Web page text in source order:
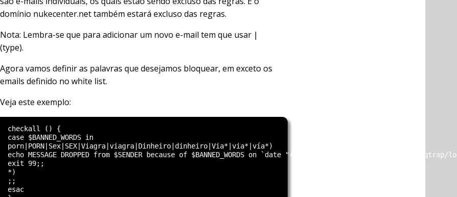
domínio nukecenter.net também estará excluso das regras.
Nota: Lembra-se que para adicionar um novo e-mail tem que usar |
(type).
Agora vamos definir as palavras que desejamos bloquear, em exceto os
emails definido no white list.
Veja este exemplo:
  checkall () {
  case $BANNED_WORDS in
  porn|PORN|Sex|SEX|Viagra|viagra|Dinheiro|dinheiro|Via*|via*|vía*)
echo MESSAGE DROPPED from $SENDER because of $BANNED_WORDS on `date "+%D %H:%M:%S"` >> /home/vpopmail/qtrap/
  exit 99;;
  *)
  ;;
  esac